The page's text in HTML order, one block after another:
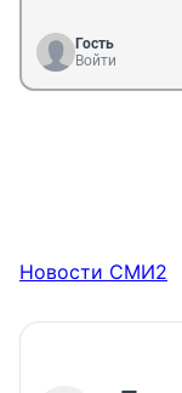
Гость
Войти
Новости СМИ2